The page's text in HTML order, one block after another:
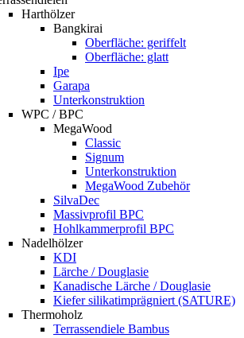
Harthölzer
Bangkirai
Oberfläche: geriffelt
Oberfläche: glatt
Ipe
Garapa
Unterkonstruktion
WPC / BPC
MegaWood
Classic
Signum
Unterkonstruktion
MegaWood Zubehör
SilvaDec
Massivprofil BPC
Hohlkammerprofil BPC
Nadelhölzer
KDI
Lärche / Douglasie
Kanadische Lärche / Douglasie
Kiefer silikatimprägniert (SATURE)
Thermoholz
Terrassendiele Bambus